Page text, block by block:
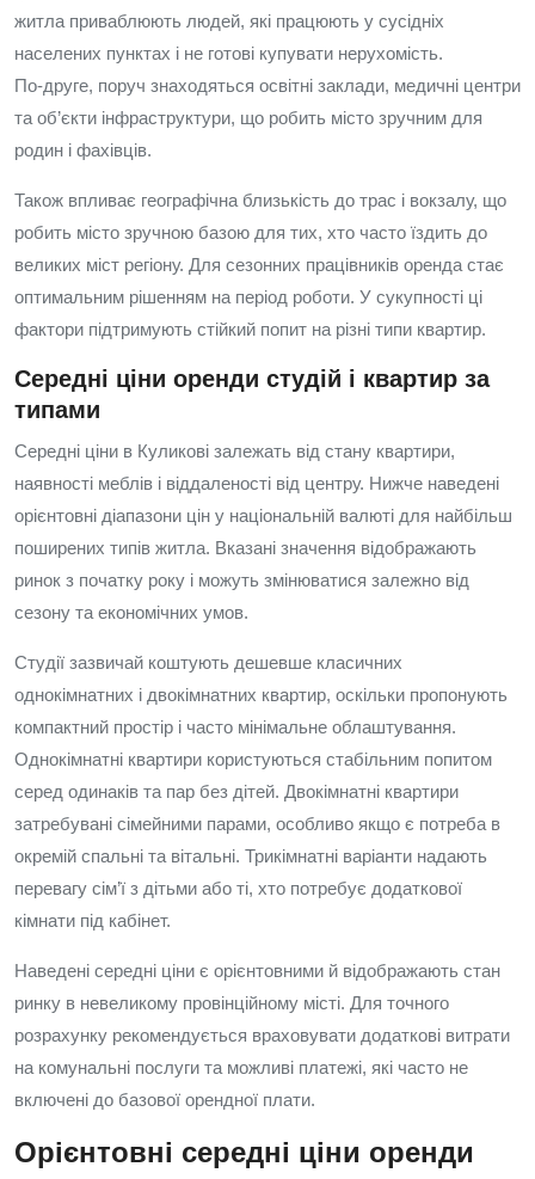
житла приваблюють людей, які працюють у сусідніх
населених пунктах і не готові купувати нерухомість.
По‑друге, поруч знаходяться освітні заклади, медичні центри
та об’єкти інфраструктури, що робить місто зручним для
родин і фахівців.
Також впливає географічна близькість до трас і вокзалу, що
робить місто зручною базою для тих, хто часто їздить до
великих міст регіону. Для сезонних працівників оренда стає
оптимальним рішенням на період роботи. У сукупності ці
фактори підтримують стійкий попит на різні типи квартир.
Середні ціни оренди студій і квартир за
типами
Середні ціни в Куликові залежать від стану квартири,
наявності меблів і віддаленості від центру. Нижче наведені
орієнтовні діапазони цін у національній валюті для найбільш
поширених типів житла. Вказані значення відображають
ринок з початку року і можуть змінюватися залежно від
сезону та економічних умов.
Студії зазвичай коштують дешевше класичних
однокімнатних і двокімнатних квартир, оскільки пропонують
компактний простір і часто мінімальне облаштування.
Однокімнатні квартири користуються стабільним попитом
серед одинаків та пар без дітей. Двокімнатні квартири
затребувані сімейними парами, особливо якщо є потреба в
окремій спальні та вітальні. Трикімнатні варіанти надають
перевагу сім’ї з дітьми або ті, хто потребує додаткової
кімнати під кабінет.
Наведені середні ціни є орієнтовними й відображають стан
ринку в невеликому провінційному місті. Для точного
розрахунку рекомендується враховувати додаткові витрати
на комунальні послуги та можливі платежі, які часто не
включені до базової орендної плати.
Орієнтовні середні ціни оренди